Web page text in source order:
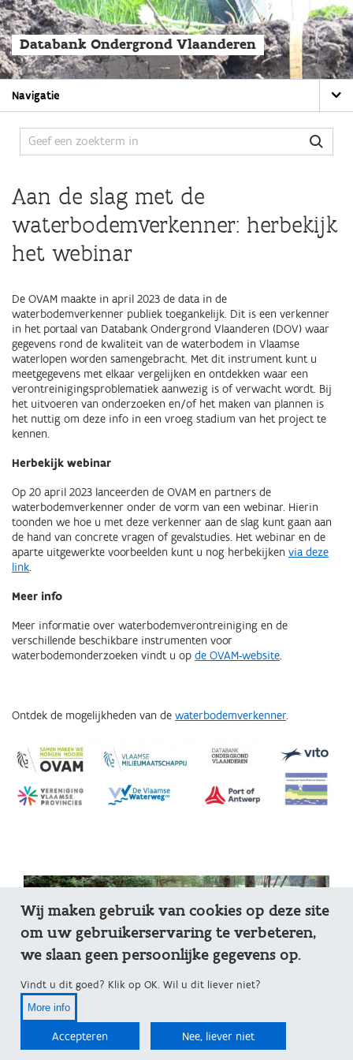
Overslaan
en
naar
de
algemene
inhoud
Databank Ondergrond Vlaanderen
Main
navigation
Navigatie
Aan de slag met de
waterbodemverkenner: herbekijk
het webinar
De OVAM maakte in april 2023 de data in de
waterbodemverkenner publiek toegankelijk. Dit is een verkenner
in het portaal van Databank Ondergrond Vlaanderen (DOV) waar
gegevens rond de kwaliteit van de waterbodem in Vlaamse
waterlopen worden samengebracht. Met dit instrument kunt u
meetgegevens met elkaar vergelijken en ontdekken waar een
verontreinigingsproblematiek aanwezig is of verwacht wordt. Bij
het uitvoeren van onderzoeken en/of het maken van plannen is
het nuttig om deze info in een vroeg stadium van het project te
kennen.
Herbekijk webinar
Op 20 april 2023 lanceerden de OVAM en partners de
waterbodemverkenner onder de vorm van een webinar. Hierin
toonden we hoe u met deze verkenner aan de slag kunt gaan aan
de hand van concrete vragen of gevalstudies. Het webinar en de
aparte uitgewerkte voorbeelden kunt u nog herbekijken via deze
link.
Meer info
Meer informatie over waterbodemverontreiniging en de
verschillende beschikbare instrumenten voor
waterbodemonderzoeken vindt u op de OVAM-website.
Ontdek de mogelijkheden van de waterbodemverkenner.
Wij maken gebruik van cookies op deze site
om uw gebruikerservaring te verbeteren,
we slaan geen persoonlijke gegevens op.
Vindt u dit goed? Klik op OK. Wil u dit liever niet?
More info
Accepteren Nee, liever niet